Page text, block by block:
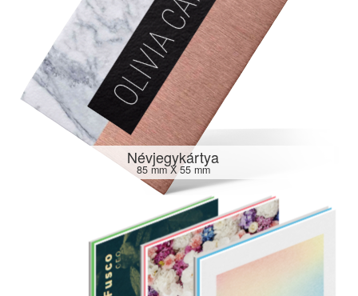
Névjegykártya
85 mm X 55 mm